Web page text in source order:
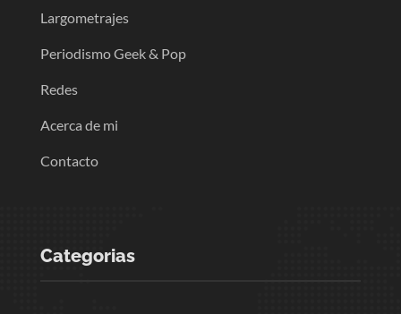
Largometrajes
Periodismo Geek & Pop
Redes
Acerca de mi
Contacto
Categorias